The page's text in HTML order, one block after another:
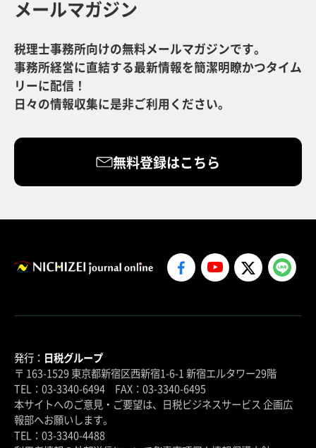
メールマガジン
税理士事務所向けの無料メールマガジンです。
事務所経営に直結する最新情報を簡潔明瞭かつタイム
リーに配信！
日々の情報収集に是非ご利用ください。
無料登録はこちら
発行： 日税グループ
〒 163-1529 東京都新宿区西新宿1-6-1 新宿エルタワー29階
TEL：03-3340-6494 FAX：03-3340-6495
本サイトへのご意見・ご要望は、日税ビジネスサービス 企画広
報部へお願いします。
TEL：03-3340-4488